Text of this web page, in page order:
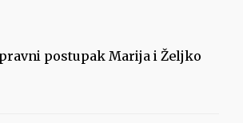
postupak Marija i Željko